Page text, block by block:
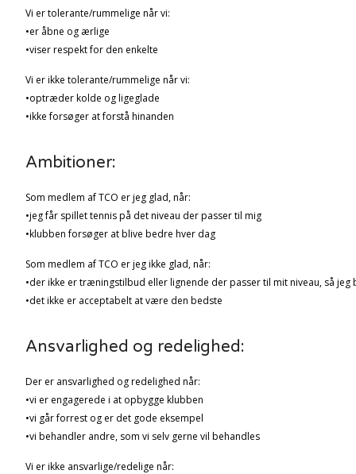
Vi er tolerante/rummelige når vi:
•er åbne og ærlige
•viser respekt for den enkelte
Vi er ikke tolerante/rummelige når vi:
•optræder kolde og ligeglade
•ikke forsøger at forstå hinanden
Ambitioner:
Som medlem af TCO er jeg glad, når:
•jeg får spillet tennis på det niveau der passer til mig
•klubben forsøger at blive bedre hver dag
Som medlem af TCO er jeg ikke glad, når:
•der ikke er træningstilbud eller lignende der passer til mit niveau, så jeg
•det ikke er acceptabelt at være den bedste
Ansvarlighed og redelighed:
Der er ansvarlighed og redelighed når:
•vi er engagerede i at opbygge klubben
•vi går forrest og er det gode eksempel
•vi behandler andre, som vi selv gerne vil behandles
Vi er ikke ansvarlige/redelige når: